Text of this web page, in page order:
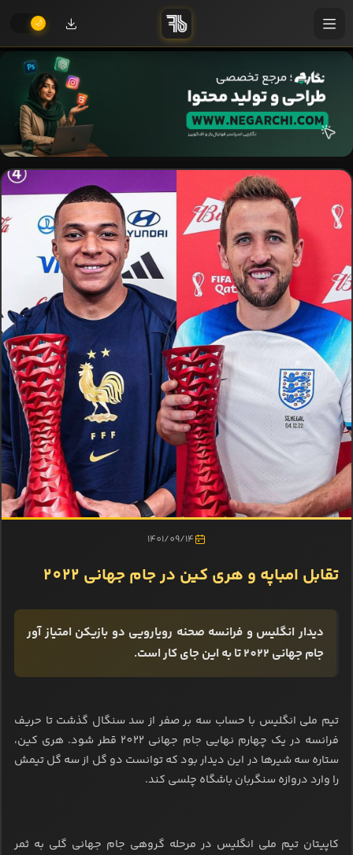
1401/09/14
تقابل امباپه و هری کین در جام جهانی 2022
دیدار انگلیس و فرانسه صحنه رویارویی دو بازیکن امتیاز آور
جام جهانی 2022 تا به این جای کار است.
تیم ملی انگلیس با حساب سه بر صفر از سد سنگال گذشت تا حریف
فرانسه در یک چهارم نهایی جام جهانی 2022 قطر شود. هری کین،
ستاره سه شیرها در این دیدار بود که توانست دو گل از سه گل تیمش
را وارد دروازه سنگربان باشگاه چلسی کند.
کاپیتان تیم ملی انگلیس در مرحله گروهی جام جهانی گلی به ثمر